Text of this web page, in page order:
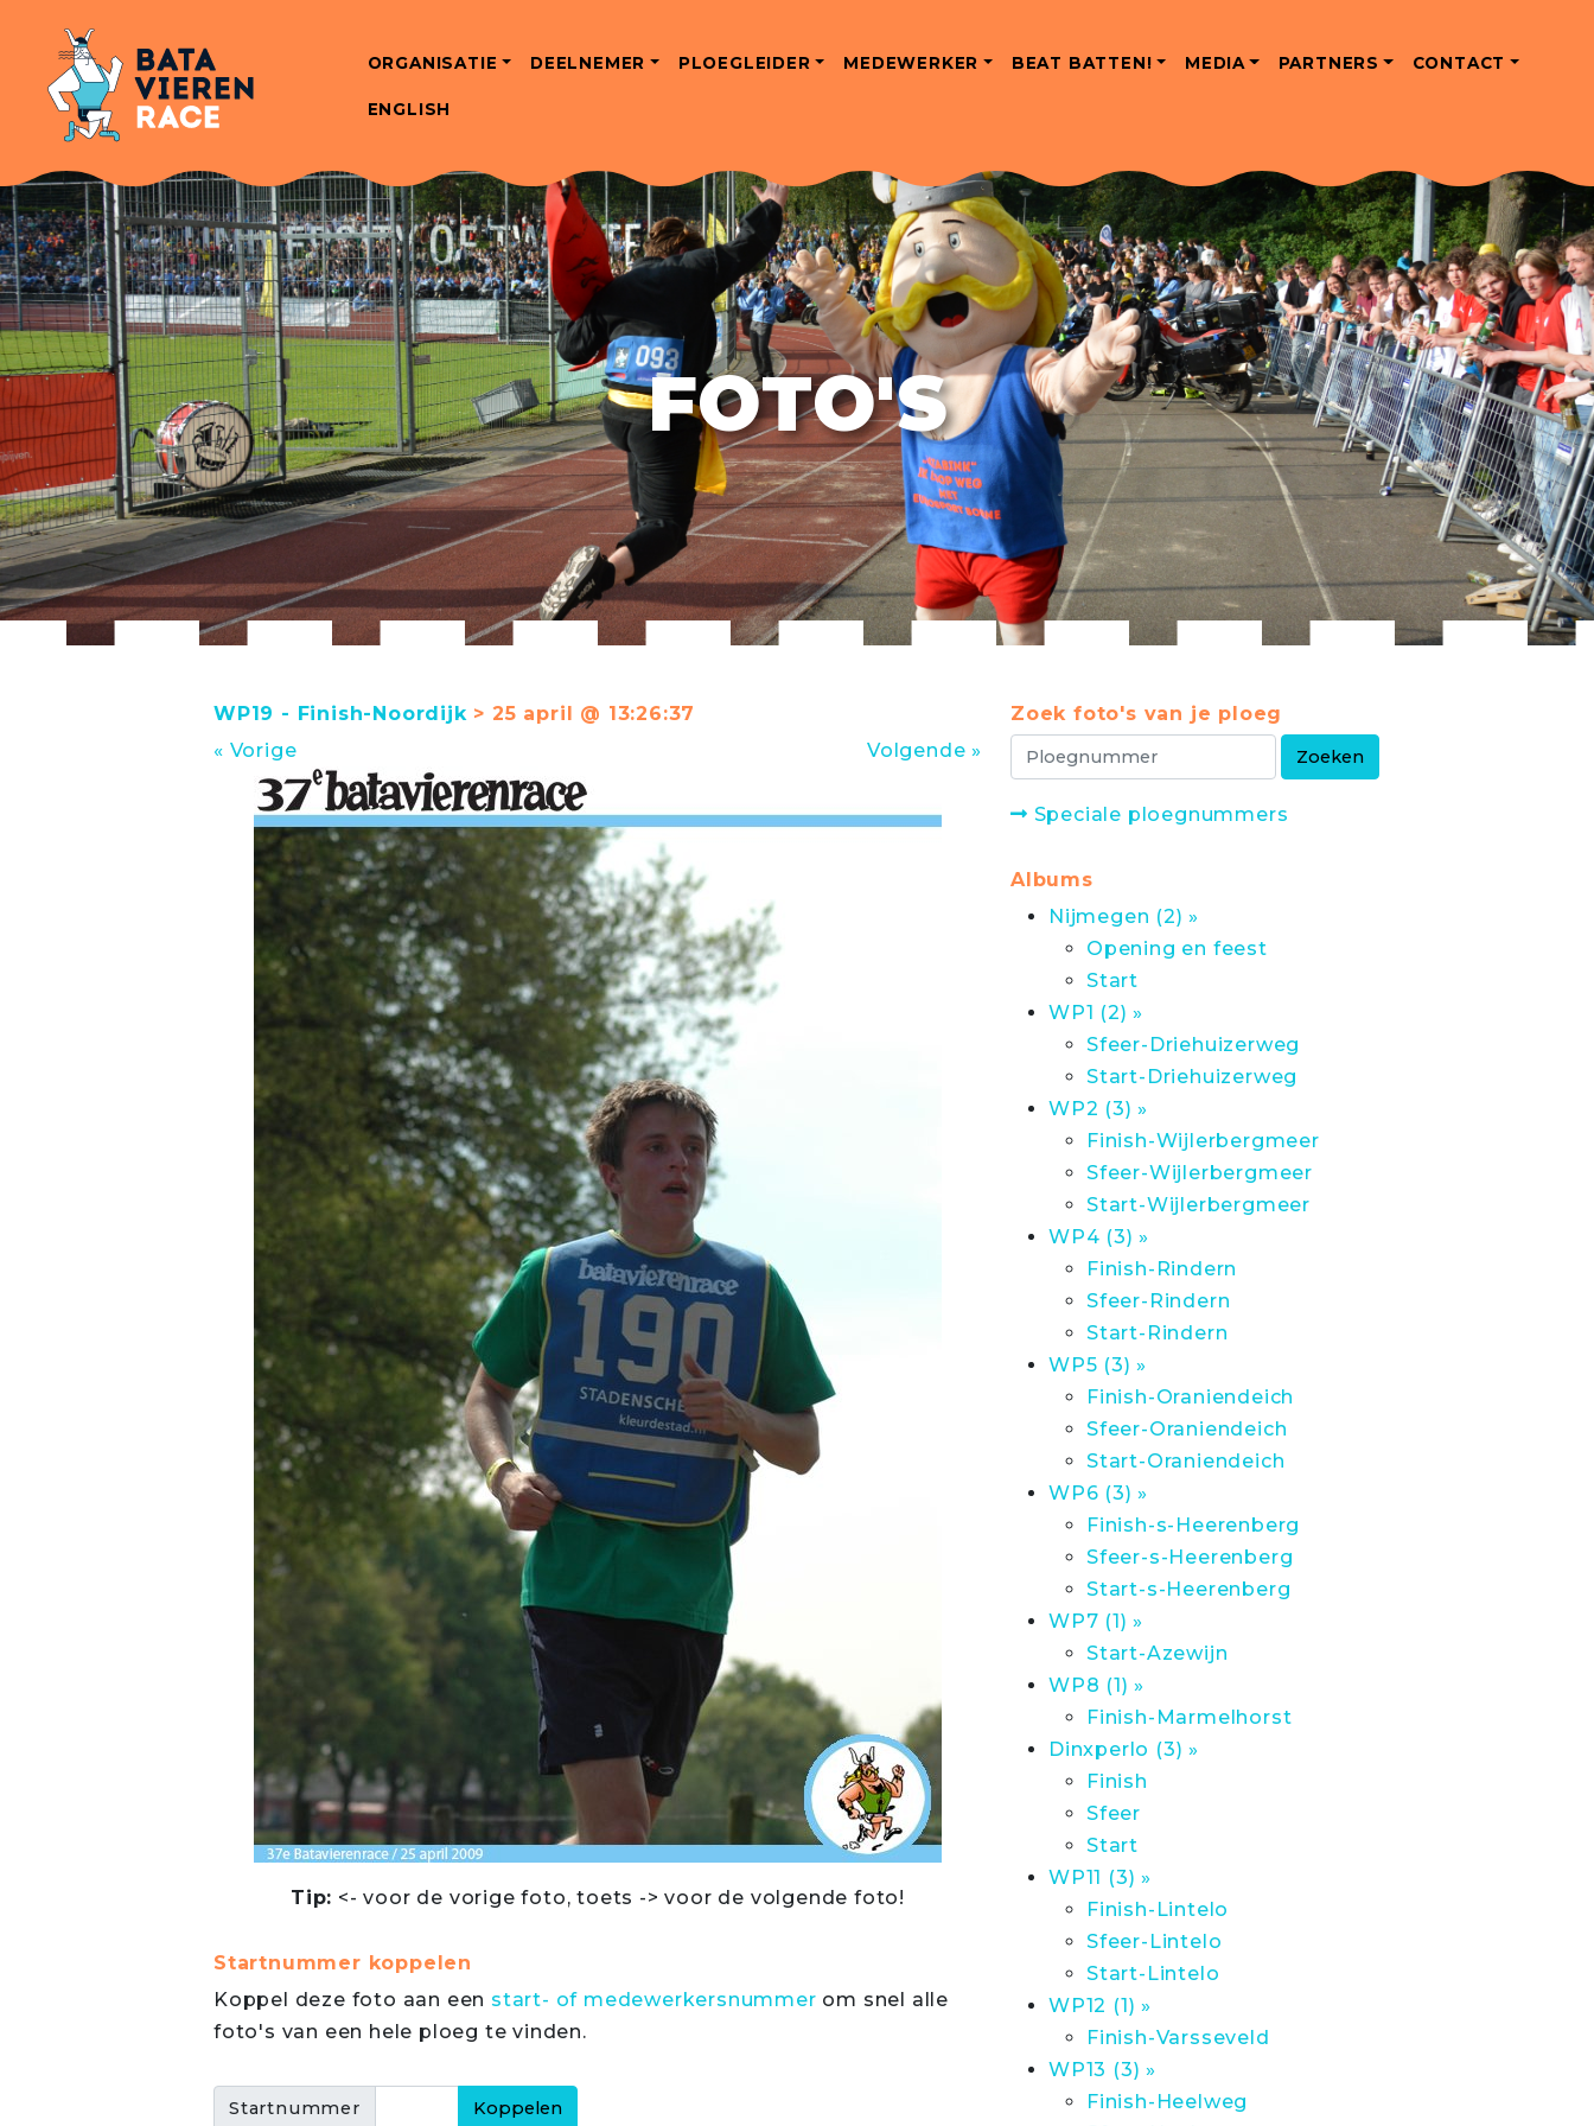
ORGANISATIE DEELNEMER PLOEGLEIDER MEDEWERKER BEAT BATTEN! MEDIA PARTNERS CONTACT
ENGLISH
FOTO'S
WP19 - Finish-Noordijk> 25 april @ 13:26:37
« Vorige
Volgende »
Tip: <- voor de vorige foto, toets -> voor de volgende foto!
Startnummer koppelen
Koppel deze foto aan een start- of medewerkersnummer om snel alle
foto's van een hele ploeg te vinden.
Startnummer
Zoek foto's van je ploeg
Speciale ploegnummers
Albums
Nijmegen (2) »
Opening en feest
Start
WP1 (2) »
Sfeer-Driehuizerweg
Start-Driehuizerweg
WP2 (3) »
Finish-Wijlerbergmeer
Sfeer-Wijlerbergmeer
Start-Wijlerbergmeer
WP4 (3) »
Finish-Rindern
Sfeer-Rindern
Start-Rindern
WP5 (3) »
Finish-Oraniendeich
Sfeer-Oraniendeich
Start-Oraniendeich
WP6 (3) »
Finish-s-Heerenberg
Sfeer-s-Heerenberg
Start-s-Heerenberg
WP7 (1) »
Start-Azewijn
WP8 (1) »
Finish-Marmelhorst
Dinxperlo (3) »
Finish
Sfeer
Start
WP11 (3) »
Finish-Lintelo
Sfeer-Lintelo
Start-Lintelo
WP12 (1) »
Finish-Varsseveld
WP13 (3) »
Finish-Heelweg